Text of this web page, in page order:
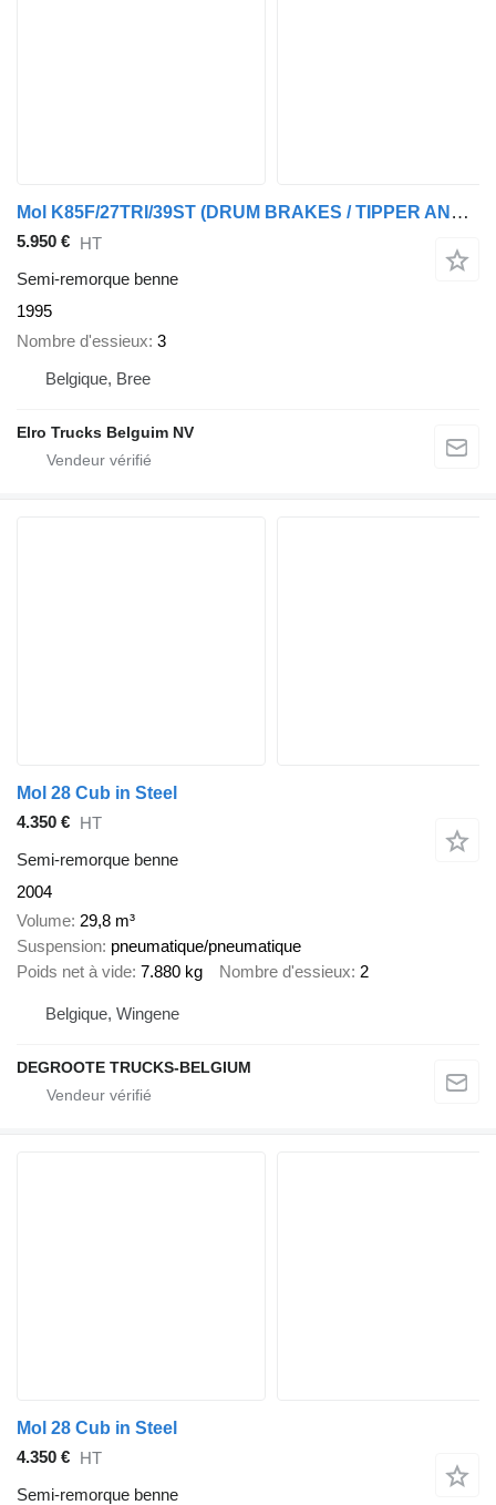
Mol K85F/27TRI/39ST (DRUM BRAKES / TIPPER AND CHASSIS STEEL)
5.950 € HT
Semi-remorque benne
1995
Nombre d'essieux 3
Belgique, Bree
Elro Trucks Belguim NV
Mol 28 Cub in Steel
4.350 € HT
Semi-remorque benne
2004
Volume 29,8 m³
Suspension pneumatique/pneumatique
Poids net à vide 7.880 kg Nombre d'essieux 2
Belgique, Wingene
DEGROOTE TRUCKS-BELGIUM
Mol 28 Cub in Steel
4.350 € HT
Semi-remorque benne